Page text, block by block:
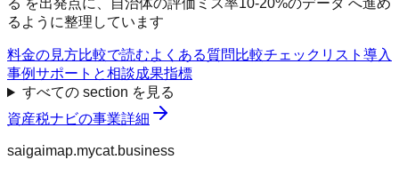
る を出発点に、自治体の評価ミス率10-20%のデータ へ進め
るように整理しています
料金の見方比較で読むよくある質問 比較チェックリスト 導入
事例サポートと相談成果指標
すべての section を見る
資産税ナビの事業詳細
saigaimap.mycat.business